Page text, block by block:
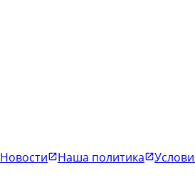
Новости Наша политика